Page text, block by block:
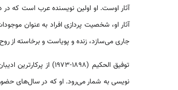
آثار اوست. او اولین نویسنده عرب است که
آثار او، شخصیت پردازی افراد به عنوان
جاری می‌سازد، زنده و پویاست و برخاسته از
توفیق الحکیم (1898-
نویسی به شمار می‌رود. او که در سال‌های